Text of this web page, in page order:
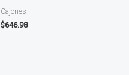
Cajones
$646.98